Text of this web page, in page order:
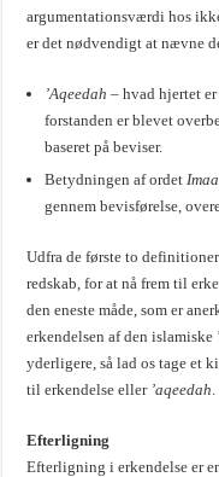
argumentationsværdi hos
er det nødvendigt at nævne
’Aqeedah – hvad hjertet
forstanden er blevet
baseret på beviser.
Betydningen af ordet
gennem bevisførelse,
Udfra de første to
redskab, for at nå frem til
den eneste måde, som er
erkendelsen af den islamiske
yderligere, så lad os tage et
til erkendelse eller ’aqeedah.
Efterligning
Efterligning i erkendelse er